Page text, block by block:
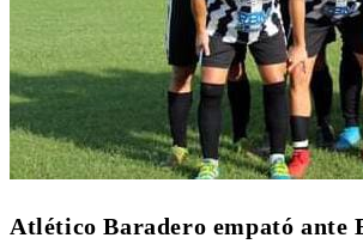
Atlético Baradero empató ante